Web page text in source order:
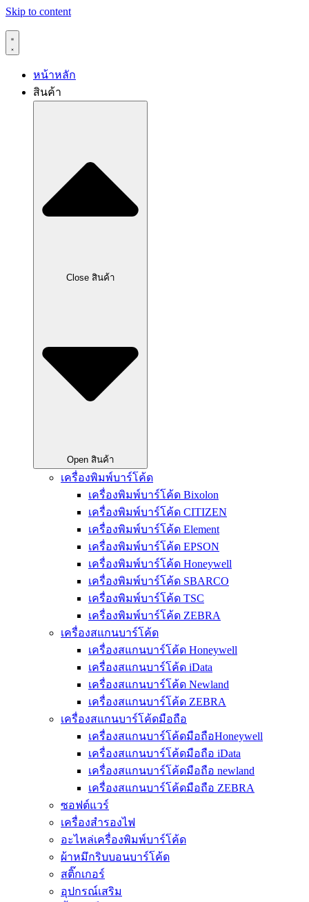
Skip to content
หน้าหลัก
สินค้า
Close สินค้า
Open สินค้า
เครื่องพิมพ์บาร์โค้ด
เครื่องพิมพ์บาร์โค้ด Bixolon
เครื่องพิมพ์บาร์โค้ด CITIZEN
เครื่องพิมพ์บาร์โค้ด Element
เครื่องพิมพ์บาร์โค้ด EPSON
เครื่องพิมพ์บาร์โค้ด Honeywell
เครื่องพิมพ์บาร์โค้ด SBARCO
เครื่องพิมพ์บาร์โค้ด TSC
เครื่องพิมพ์บาร์โค้ด ZEBRA
เครื่องสแกนบาร์โค้ด
เครื่องสแกนบาร์โค้ด Honeywell
เครื่องสแกนบาร์โค้ด iData
เครื่องสแกนบาร์โค้ด Newland
เครื่องสแกนบาร์โค้ด ZEBRA
เครื่องสแกนบาร์โค้ดมือถือ
เครื่องสแกนบาร์โค้ดมือถือHoneywell
เครื่องสแกนบาร์โค้ดมือถือ iData
เครื่องสแกนบาร์โค้ดมือถือ newland
เครื่องสแกนบาร์โค้ดมือถือ ZEBRA
ซอฟต์แวร์
เครื่องสำรองไฟ
อะไหล่เครื่องพิมพ์บาร์โค้ด
ผ้าหมึกริบบอนบาร์โค้ด
สติ๊กเกอร์
อุปกรณ์เสริม